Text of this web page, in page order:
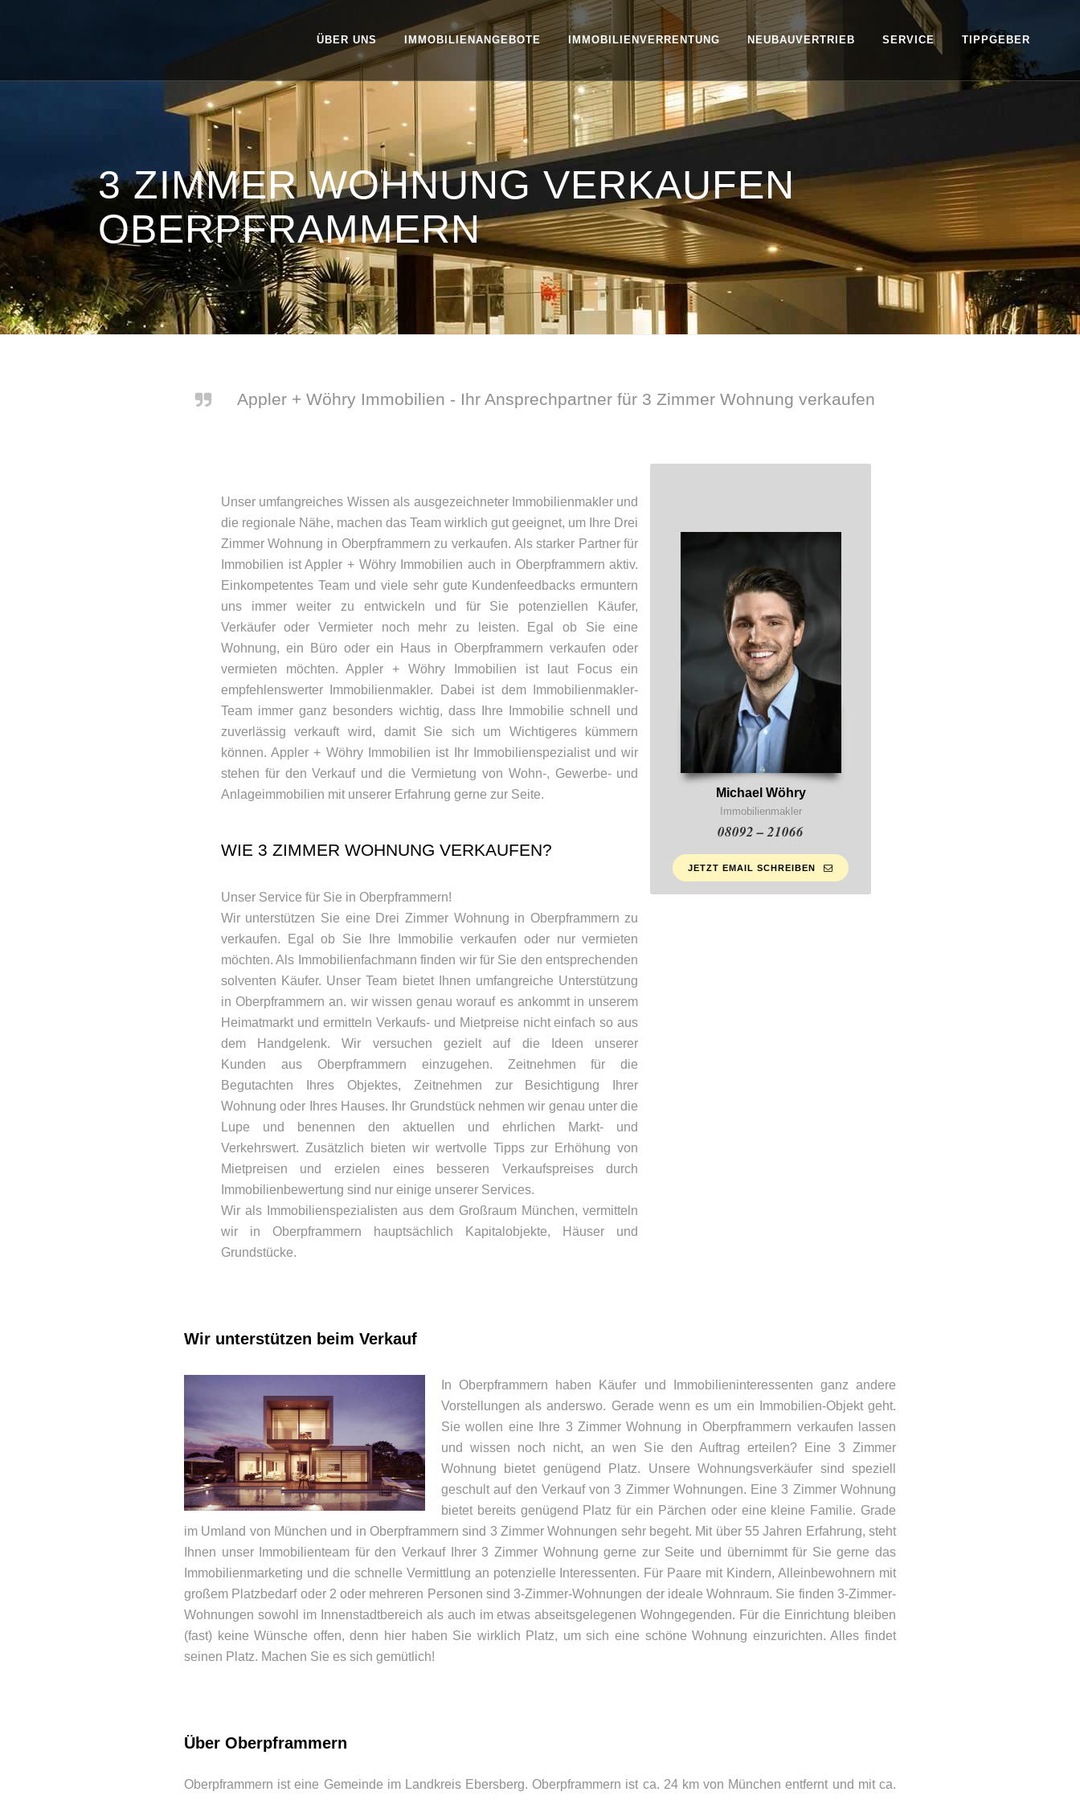
ÜBER UNS IMMOBILIENANGEBOTE IMMOBILIENVERRENTUNG NEUBAUVERTRIEB SERVICE TIPPGEBER
3 ZIMMER WOHNUNG VERKAUFEN
OBERPFRAMMERN
Appler + Wöhry Immobilien - Ihr Ansprechpartner für 3 Zimmer Wohnung verkaufen
Unser umfangreiches Wissen als ausgezeichneter Immobilienmakler und
die regionale Nähe, machen das Team wirklich gut geeignet, um Ihre Drei
Zimmer Wohnung in Oberpframmern zu verkaufen. Als starker Partner für
Immobilien ist Appler + Wöhry Immobilien auch in Oberpframmern aktiv.
Einkompetentes Team und viele sehr gute Kundenfeedbacks ermuntern
uns immer weiter zu entwickeln und für Sie potenziellen Käufer,
Verkäufer oder Vermieter noch mehr zu leisten. Egal ob Sie eine
Wohnung, ein Büro oder ein Haus in Oberpframmern verkaufen oder
vermieten möchten. Appler + Wöhry Immobilien ist laut Focus ein
empfehlenswerter Immobilienmakler. Dabei ist dem Immobilienmakler-
Team immer ganz besonders wichtig, dass Ihre Immobilie schnell und
zuverlässig verkauft wird, damit Sie sich um Wichtigeres kümmern
können. Appler + Wöhry Immobilien ist Ihr Immobilienspezialist und wir
stehen für den Verkauf und die Vermietung von Wohn-, Gewerbe- und
Anlageimmobilien mit unserer Erfahrung gerne zur Seite.
WIE 3 ZIMMER WOHNUNG VERKAUFEN?
Unser Service für Sie in Oberpframmern!
Wir unterstützen Sie eine Drei Zimmer Wohnung in Oberpframmern zu
verkaufen. Egal ob Sie Ihre Immobilie verkaufen oder nur vermieten
möchten. Als Immobilienfachmann finden wir für Sie den entsprechenden
solventen Käufer. Unser Team bietet Ihnen umfangreiche Unterstützung
in Oberpframmern an. wir wissen genau worauf es ankommt in unserem
Heimatmarkt und ermitteln Verkaufs- und Mietpreise nicht einfach so aus
dem Handgelenk. Wir versuchen gezielt auf die Ideen unserer
Kunden aus Oberpframmern einzugehen. Zeitnehmen für die
Begutachten Ihres Objektes, Zeitnehmen zur Besichtigung Ihrer
Wohnung oder Ihres Hauses. Ihr Grundstück nehmen wir genau unter die
Lupe und benennen den aktuellen und ehrlichen Markt- und
Verkehrswert. Zusätzlich bieten wir wertvolle Tipps zur Erhöhung von
Mietpreisen und erzielen eines besseren Verkaufspreises durch
Immobilienbewertung sind nur einige unserer Services.
Wir als Immobilienspezialisten aus dem Großraum München, vermitteln
wir in Oberpframmern hauptsächlich Kapitalobjekte, Häuser und
Grundstücke.
Michael Wöhry
Immobilienmakler
08092 – 21066
JETZT EMAIL SCHREIBEN
Wir unterstützen beim Verkauf
In Oberpframmern haben Käufer und Immobilieninteressenten ganz andere
Vorstellungen als anderswo. Gerade wenn es um ein Immobilien-Objekt geht.
Sie wollen eine Ihre 3 Zimmer Wohnung in Oberpframmern verkaufen lassen
und wissen noch nicht, an wen Sie den Auftrag erteilen? Eine 3 Zimmer
Wohnung bietet genügend Platz. Unsere Wohnungsverkäufer sind speziell
geschult auf den Verkauf von 3 Zimmer Wohnungen. Eine 3 Zimmer Wohnung
bietet bereits genügend Platz für ein Pärchen oder eine kleine Familie. Grade
im Umland von München und in Oberpframmern sind 3 Zimmer Wohnungen sehr begeht. Mit über 55 Jahren Erfahrung, steht
Ihnen unser Immobilienteam für den Verkauf Ihrer 3 Zimmer Wohnung gerne zur Seite und übernimmt für Sie gerne das
Immobilienmarketing und die schnelle Vermittlung an potenzielle Interessenten. Für Paare mit Kindern, Alleinbewohnern mit
großem Platzbedarf oder 2 oder mehreren Personen sind 3-Zimmer-Wohnungen der ideale Wohnraum. Sie finden 3-Zimmer-
Wohnungen sowohl im Innenstadtbereich als auch im etwas abseitsgelegenen Wohngegenden. Für die Einrichtung bleiben
(fast) keine Wünsche offen, denn hier haben Sie wirklich Platz, um sich eine schöne Wohnung einzurichten. Alles findet
seinen Platz. Machen Sie es sich gemütlich!
Über Oberpframmern
Oberpframmern ist eine Gemeinde im Landkreis Ebersberg. Oberpframmern ist ca. 24 km von München entfernt und mit ca.
BEWERTUNGEN